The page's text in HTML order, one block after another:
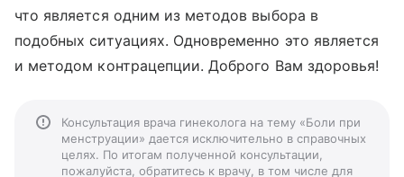
что является одним из методов выбора в
подобных ситуациях. Одновременно это является
и методом контрацепции. Доброго Вам здоровья!
Консультация врача гинеколога на тему «Боли при
менструации» дается исключительно в справочных
целях. По итогам полученной консультации,
пожалуйста, обратитесь к врачу, в том числе для